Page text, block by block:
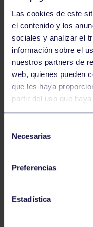
Las cookies de este
el contenido y los
sociales y analizar el
información sobre el
nuestros partners de
web, quienes pueden
que les haya
partir del uso que
Necesarias
Preferencias
Estadística
Voleibol
CAMPEONAS
Voleibol